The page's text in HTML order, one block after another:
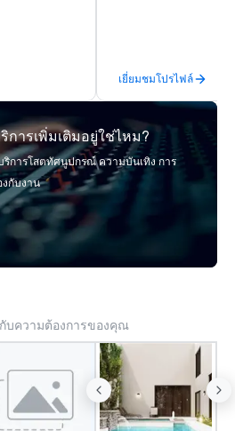
offsites. Whether
think like a Silicon
world's fastest-
or walk away with a
innovation playbook,
the Valley. Ideal for
seniority, and
เยี่ยมชมโปรไฟล์
การเพิ่มเติมอยู่ใช่ไหม?
การโสตทัศนูปกรณ์ ความบันเทิง การ
กับงาน
บความต้องการของคุณ